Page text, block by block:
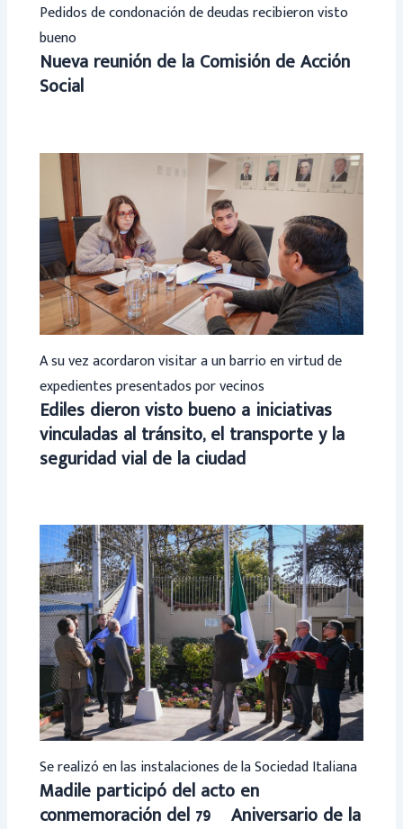
Pedidos de condonación de deudas recibieron visto
bueno
Nueva reunión de la Comisión de Acción
Social
A su vez acordaron visitar a un barrio en virtud de
expedientes presentados por vecinos
Ediles dieron visto bueno a iniciativas
vinculadas al tránsito, el transporte y la
seguridad vial de la ciudad
Se realizó en las instalaciones de la Sociedad Italiana
Madile participó del acto en
conmemoración del 79º Aniversario de la